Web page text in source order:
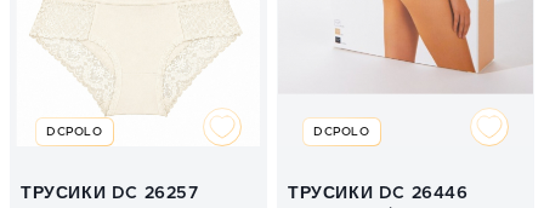
DCPOLO
ТРУСИКИ DC 26257
DCPOLO
ТРУСИКИ DC 26446